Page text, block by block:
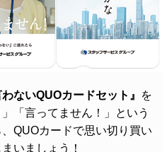
わないQUOカードセット』
を
「言ってません！」という
QUOカードで思い切り買い
いましょう！